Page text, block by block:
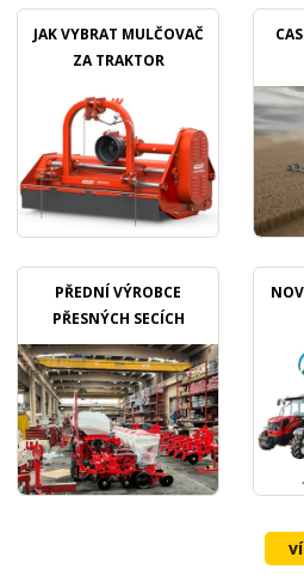
JAK VYBRAT MULČOVAČ
ZA TRAKTOR
PŘEDNÍ VÝROBCE
PŘESNÝCH SECÍCH
STROJŮ OZDOKEN